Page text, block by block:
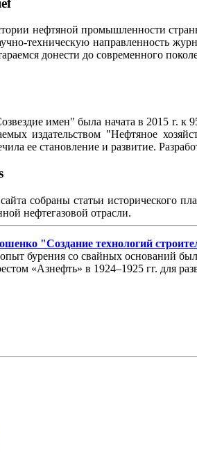
нефтяной промышленности
техническую направленность
донести до современного
имен" была начата в 2015 г.
издательством "Нефтяное
ее становление и развитие.
собраны статьи исторического
нефтегазовой отрасли.
"Создание технологий
бурения со свайных оснований
«Азнефть» в 1924–1925 гг. для